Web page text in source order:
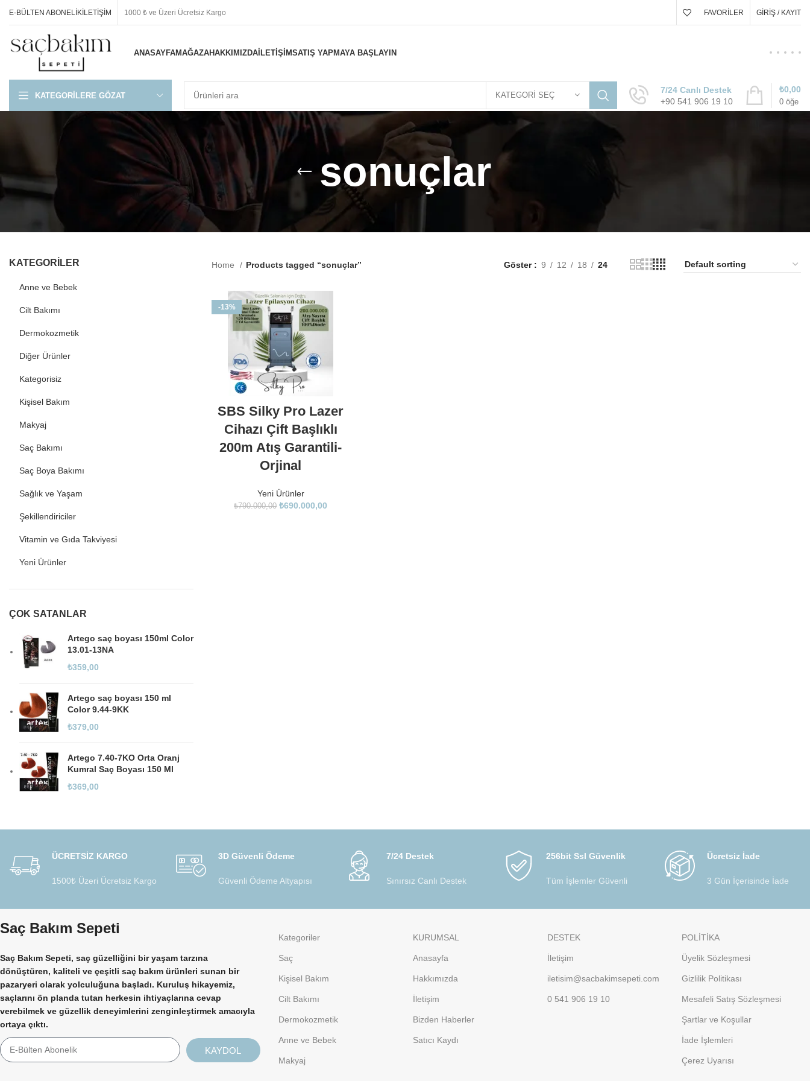
E-BÜLTEN ABONELIKİLETIŞIM 1000 ₺ ve Üzeri Ücretsiz Kargo FAVORILER GIRIŞ / KAYIT
ANASAYFAMAĞAZAHAKKIMIZDAİLETIŞIMSATIŞ YAPMAYA BAŞLAYIN
KATEGORILERE GÖZAT KATEGORI SEÇ
7/24 Canlı Destek
+90 541 906 19 10
0 öğe
₺0,00
sonuçlar
KATEGORİLER
Anne ve Bebek
Cilt Bakımı
Dermokozmetik
Diğer Ürünler
Kategorisiz
Kişisel Bakım
Makyaj
Saç Bakımı
Saç Boya Bakımı
Sağlık ve Yaşam
Şekillendiriciler
Vitamin ve Gıda Takviyesi
Yeni Ürünler
ÇOK SATANLAR
Artego saç boyası 150ml Color
13.01-13NA
₺359,00
Artego saç boyası 150 ml
Color 9.44-9KK
₺379,00
Artego 7.40-7KO Orta Oranj
Kumral Saç Boyası 150 Ml
₺369,00
Home Products tagged “sonuçlar” Göster 9 12 18 24
-13%
SBS Silky Pro Lazer
Cihazı Çift Başlıklı
200m Atış Garantili-
Orjinal
Yeni Ürünler
₺790.000,00 ₺690.000,00
ÜCRETSİZ KARGO
1500₺ Üzeri Ücretsiz Kargo
3D Güvenli Ödeme
Güvenli Ödeme Altyapısı
7/24 Destek
Sınırsız Canlı Destek
256bit Ssl Güvenlik
Tüm İşlemler Güvenli
Ücretsiz İade
3 Gün İçerisinde İade
Saç Bakım Sepeti
Saç Bakım Sepeti, saç güzelliğini bir yaşam tarzına
dönüştüren, kaliteli ve çeşitli saç bakım ürünleri sunan bir
pazaryeri olarak yolculuğuna başladı. Kuruluş hikayemiz,
saçlarını ön planda tutan herkesin ihtiyaçlarına cevap
verebilmek ve güzellik deneyimlerini zenginleştirmek amacıyla
ortaya çıktı.
KAYDOL
Kategoriler
Saç
Kişisel Bakım
Cilt Bakımı
Dermokozmetik
Anne ve Bebek
Makyaj
KURUMSAL
Anasayfa
Hakkımızda
İletişim
Bizden Haberler
Satıcı Kaydı
DESTEK
İletişim
iletisim@sacbakimsepeti.com
0 541 906 19 10
POLİTİKA
Üyelik Sözleşmesi
Gizlilik Politikası
Mesafeli Satış Sözleşmesi
Şartlar ve Koşullar
İade İşlemleri
Çerez Uyarısı